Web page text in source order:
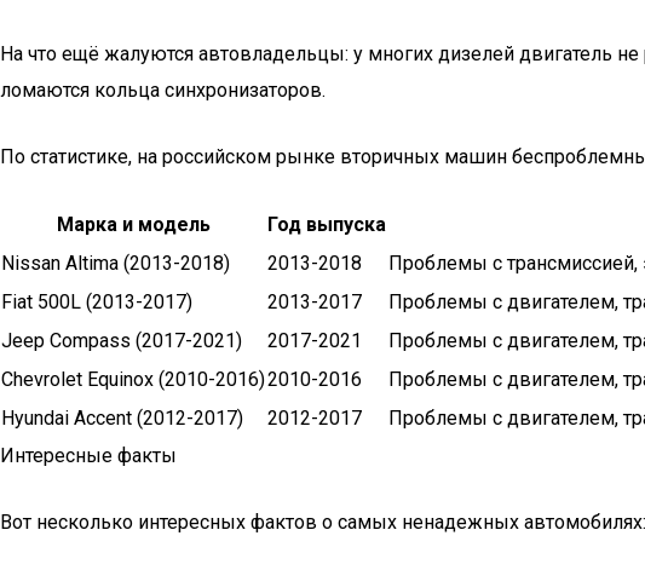
На что ещё жалуются автовладельцы: у многих дизелей двигатель
ломаются кольца синхронизаторов.
По статистике, на российском рынке вторичных машин
Марка и модель Год выпуска
Nissan Altima (2013-2018)
2013-2018
Проблемы с трансмиссией,
Fiat 500L (2013-2017)
2013-2017
Проблемы с двигателем,
Jeep Compass (2017-2021)
2017-2021
Проблемы с двигателем,
Chevrolet Equinox (2010-2016)2010-2016
Проблемы с двигателем,
Hyundai Accent (2012-2017)
2012-2017
Проблемы с двигателем,
Интересные факты
Вот несколько интересных фактов о самых ненадежных автомобилях: